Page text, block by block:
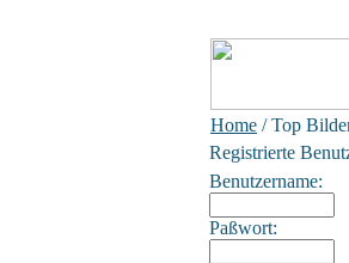
Home / Top
Registrierte
Benutzername:
Paßwort: